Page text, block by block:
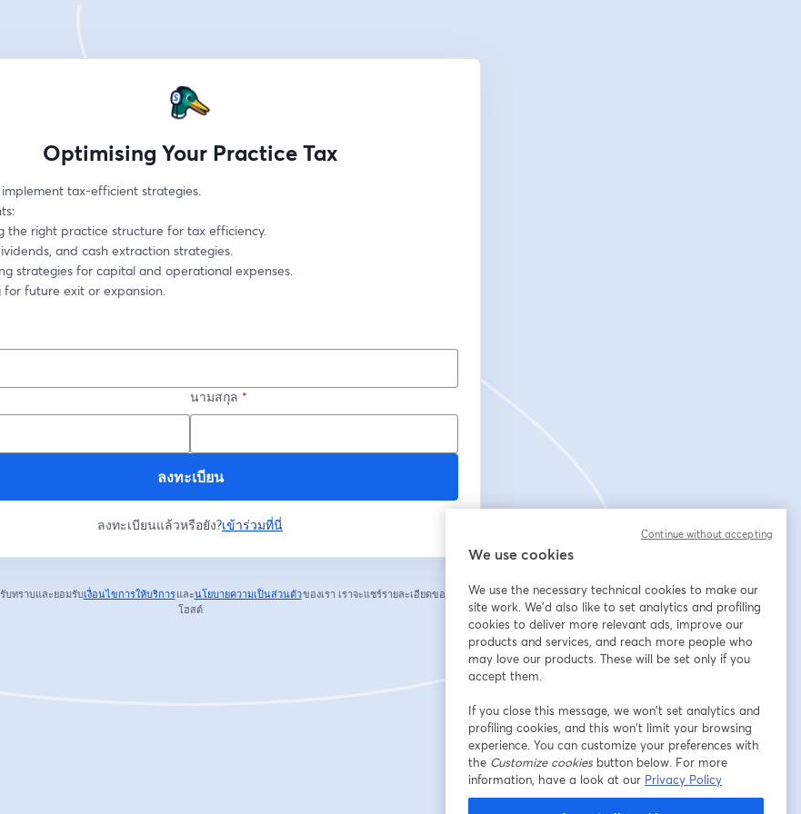
Optimising Your Practice Tax
tax-efficient strategies.
the right practice structure for tax efficiency.
dividends, and cash extraction strategies.
strategies for capital and operational expenses.
for future exit or expansion.
นามสกุล *
ลงทะเบียน
ลงทะเบียนแล้วหรือยัง?เข้าร่วมที่นี่
บทราบและยอมรับเงื่อนไขการให้บริการ
เปิดในแท็บใหม่
และนโยบายความเป็นส่วนตัว
เปิดในแท็บใหม่
ของเรา เราจะแชร์รายละเอียดของคุณกับ
โฮสต์
We use cookies
We use the necessary technical cookies to make our
site work. We'd also like to set analytics and profiling
cookies to deliver more relevant ads, improve our
products and services, and reach more people who
may love our products. These will be set only if you
accept them.
If you close this message, we won’t set analytics and
profiling cookies, and this won’t limit your browsing
experience. You can customize your preferences with
the Customize cookiesbutton below. For more
information, have a look at our Privacy Policy
Continue without accepting